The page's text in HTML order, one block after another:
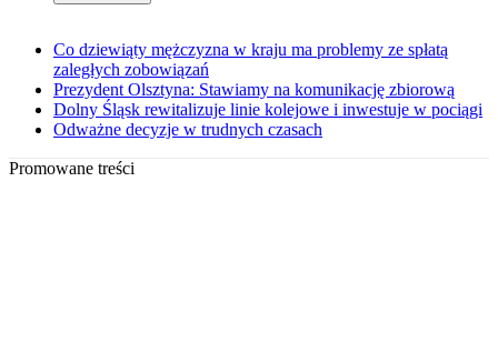
Co dziewiąty mężczyzna w kraju ma problemy ze spłatą
zaległych zobowiązań
Prezydent Olsztyna: Stawiamy na komunikację zbiorową
Dolny Śląsk rewitalizuje linie kolejowe i inwestuje w pociągi
Odważne decyzje w trudnych czasach
Promowane treści